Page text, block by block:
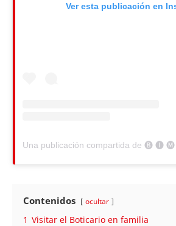
Ver esta publicación en
Contenidos ocultar
1 Visitar el Boticario en familia